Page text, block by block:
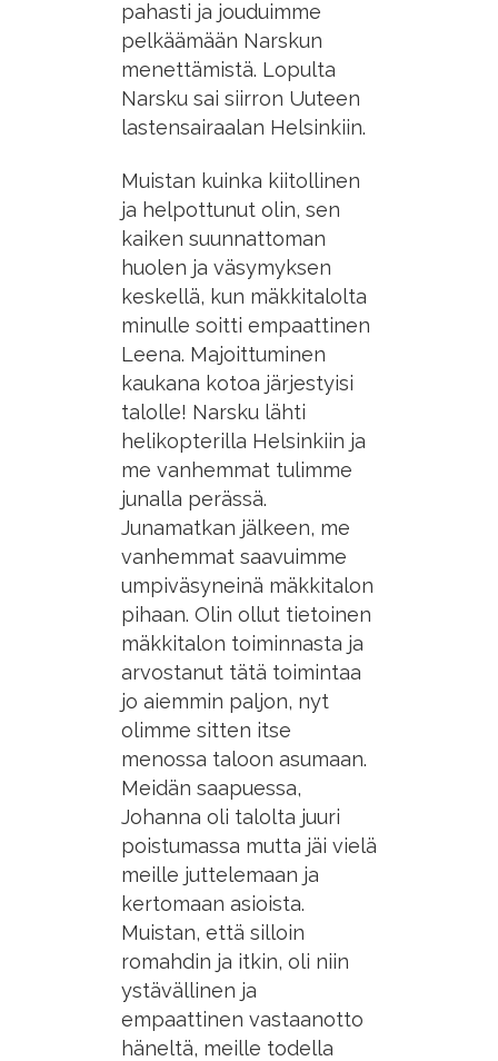
pahasti ja jouduimme
pelkäämään Narskun
menettämistä. Lopulta
Narsku sai siirron Uuteen
lastensairaalan Helsinkiin.
Muistan kuinka kiitollinen
ja helpottunut olin, sen
kaiken suunnattoman
huolen ja väsymyksen
keskellä, kun mäkkitalolta
minulle soitti empaattinen
Leena. Majoittuminen
kaukana kotoa järjestyisi
talolle! Narsku lähti
helikopterilla Helsinkiin ja
me vanhemmat tulimme
junalla perässä.
Junamatkan jälkeen, me
vanhemmat saavuimme
umpiväsyneinä mäkkitalon
pihaan. Olin ollut tietoinen
mäkkitalon toiminnasta ja
arvostanut tätä toimintaa
jo aiemmin paljon, nyt
olimme sitten itse
menossa taloon asumaan.
Meidän saapuessa,
Johanna oli talolta juuri
poistumassa mutta jäi vielä
meille juttelemaan ja
kertomaan asioista.
Muistan, että silloin
romahdin ja itkin, oli niin
ystävällinen ja
empaattinen vastaanotto
häneltä, meille todella